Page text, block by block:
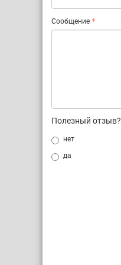
Сообщение
Полезный отзыв?
нет
да